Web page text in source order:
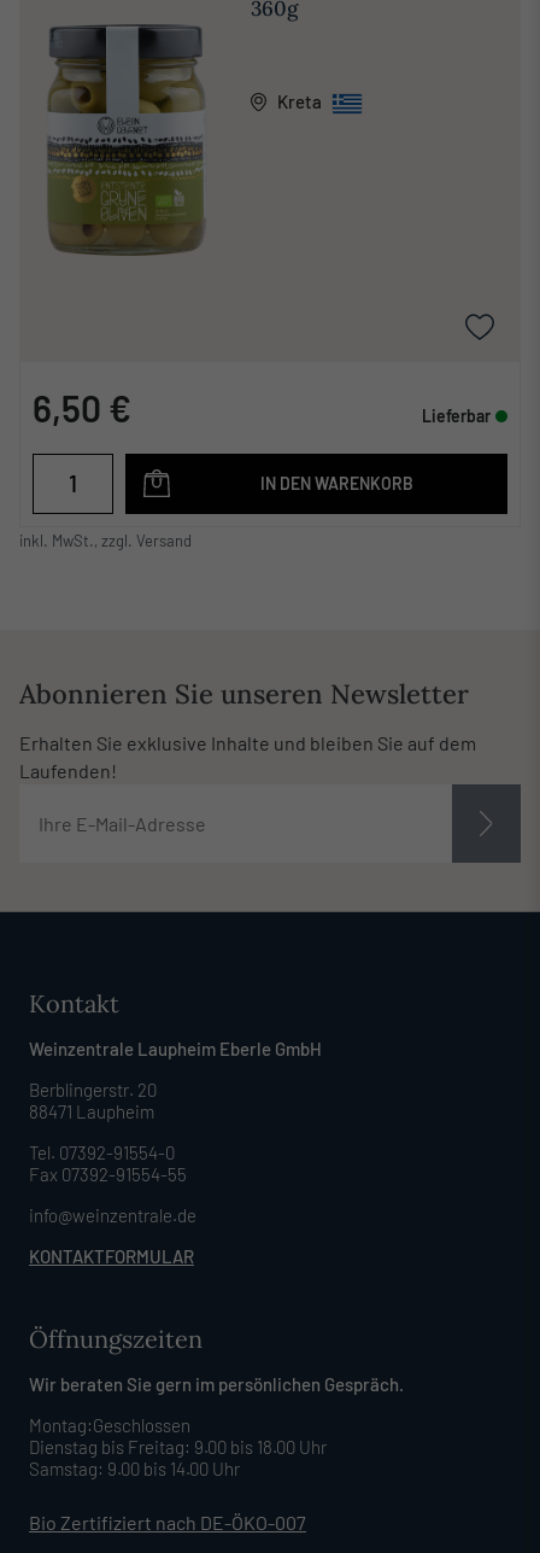
360g
Kreta
6,50 € Lieferbar
IN DEN WARENKORB
inkl. MwSt., zzgl. Versand
Abonnieren Sie unseren Newsletter
Erhalten Sie exklusive Inhalte und bleiben Sie auf dem
Laufenden!
Kontakt
Weinzentrale Laupheim Eberle GmbH
Berblingerstr. 20
88471 Laupheim
Tel. 07392-91554-0
Fax 07392-91554-55
info@weinzentrale.de
KONTAKTFORMULAR
Öffnungszeiten
Wir beraten Sie gern im persönlichen Gespräch.
Montag:Geschlossen
Dienstag bis Freitag: 9.00 bis 18.00 Uhr
Samstag: 9.00 bis 14.00 Uhr
Bio Zertifiziert nach DE-ÖKO-007